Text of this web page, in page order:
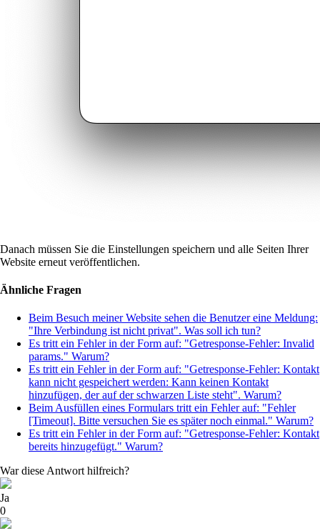
Danach müssen Sie die Einstellungen speichern und alle Seiten Ihrer
Website erneut veröffentlichen.
Ähnliche Fragen
Beim Besuch meiner Website sehen die Benutzer eine Meldung:
"Ihre Verbindung ist nicht privat". Was soll ich tun?
Es tritt ein Fehler in der Form auf: "Getresponse-Fehler: Invalid
params." Warum?
Es tritt ein Fehler in der Form auf: "Getresponse-Fehler: Kontakt
kann nicht gespeichert werden: Kann keinen Kontakt
hinzufügen, der auf der schwarzen Liste steht". Warum?
Beim Ausfüllen eines Formulars tritt ein Fehler auf: "Fehler
[Timeout]. Bitte versuchen Sie es später noch einmal." Warum?
Es tritt ein Fehler in der Form auf: "Getresponse-Fehler: Kontakt
bereits hinzugefügt." Warum?
War diese Antwort hilfreich?
Ja
0